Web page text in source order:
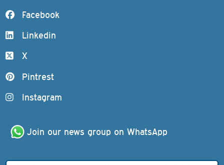
Facebook
Linkedin
X
Pintrest
Instagram
Join our news group on WhatsApp